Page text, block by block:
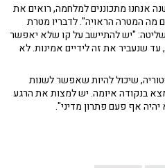
הזו שונה מאוד בגלל ש־18 שנה אנחנו מתכוננים למלחמה, רואים את
מה המטרה הראויה". לדבריו מטרת
שליטה: "יש להתיישב על קו שלא יאפשר
שנעביר את זה לידיים אמינות. לא
שיכול להיות שאפשר לשנות
בנקודה איומה. יש למצות את הרגע
אף פעם פתרון מדיני".